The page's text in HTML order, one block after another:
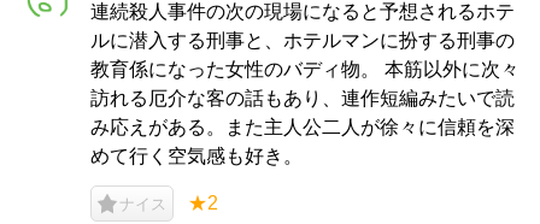
連続殺人事件の次の現場になると予想されるホテ
ルに潜入する刑事と、ホテルマンに扮する刑事の
教育係になった女性のバディ物。 本筋以外に次々
訪れる厄介な客の話もあり、連作短編みたいで読
み応えがある。また主人公二人が徐々に信頼を深
めて行く空気感も好き。
ナイス ★2